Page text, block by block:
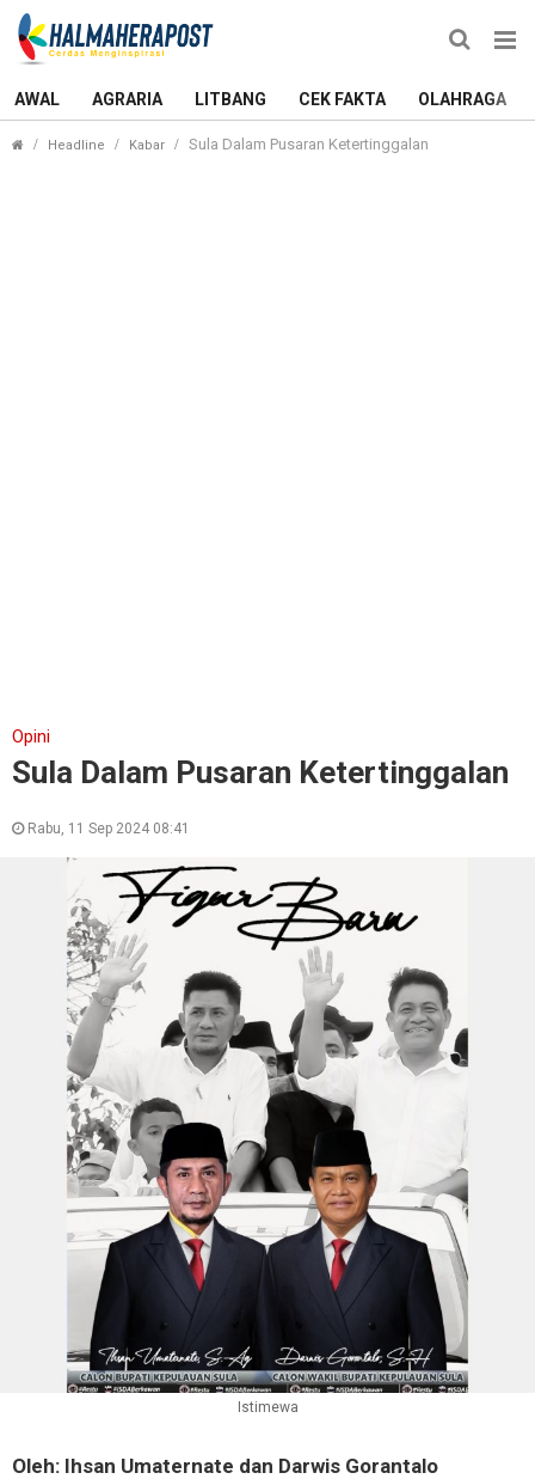
AWAL AGRARIA LITBANG CEK FAKTA OLAHRAGA
Headline Kabar Sula Dalam Pusaran Ketertinggalan
Opini
Sula Dalam Pusaran Ketertinggalan
Rabu, 11 Sep 2024 08:41
Istimewa
Oleh: Ihsan Umaternate dan Darwis Gorantalo